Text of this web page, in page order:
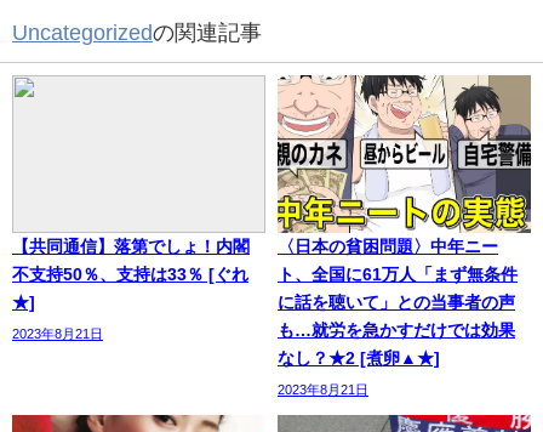
Uncategorizedの関連記事
【共同通信】落第でしょ！内閣
不支持50％、支持は33％ [ぐれ
★]
2023年8月21日
〈日本の貧困問題〉中年ニー
ト、全国に61万人「まず無条件
に話を聴いて」との当事者の声
も…就労を急かすだけでは効果
なし？★2 [煮卵▲★]
2023年8月21日